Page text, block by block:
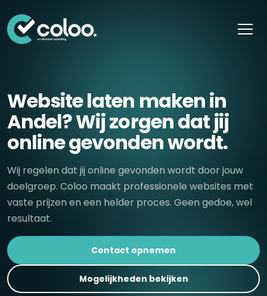
Website laten maken in
Andel? Wij zorgen dat jij
online gevonden wordt.
Wij regelen dat jij online gevonden wordt door jouw
doelgroep. Coloo maakt professionele websites met
vaste prijzen en een helder proces. Geen gedoe, wel
resultaat.
Contact opnemen
Mogelijkheden bekijken